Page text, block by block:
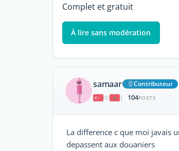
Complet et gratuit
À lire sans modération
samaar
Contributeur
|
104POSTS
La difference c que moi javais
depassent aux douaniers